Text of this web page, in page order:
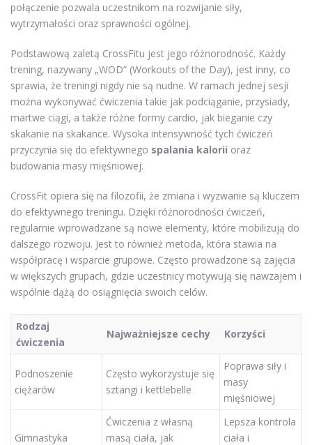
połączenie pozwala uczestnikom na rozwijanie siły,
wytrzymałości oraz sprawności ogólnej.
Podstawową zaletą CrossFitu jest jego różnorodność. Każdy
trening, nazywany „WOD” (Workouts of the Day), jest inny, co
sprawia, że treningi nigdy nie są nudne. W ramach jednej sesji
można wykonywać ćwiczenia takie jak podciąganie, przysiady,
martwe ciągi, a także różne formy cardio, jak bieganie czy
skakanie na skakance. Wysoka intensywność tych ćwiczeń
przyczynia się do efektywnego spalania kalorii oraz
budowania masy mięśniowej.
CrossFit opiera się na filozofii, że zmiana i wyzwanie są kluczem
do efektywnego treningu. Dzięki różnorodności ćwiczeń,
regularnie wprowadzane są nowe elementy, które mobilizują do
dalszego rozwoju. Jest to również metoda, która stawia na
współpracę i wsparcie grupowe. Często prowadzone są zajęcia
w większych grupach, gdzie uczestnicy motywują się nawzajem i
wspólnie dążą do osiągnięcia swoich celów.
Rodzaj
ćwiczenia
Najważniejsze cechy Korzyści
Podnoszenie
ciężarów
Często wykorzystuje się
sztangi i kettlebelle
Poprawa siły i
masy
mięśniowej
Gimnastyka
Ćwiczenia z własną
masą ciała, jak
Lepsza kontrola
ciała i